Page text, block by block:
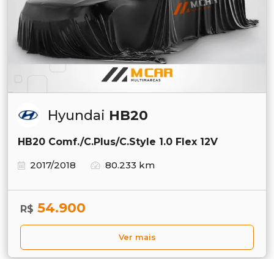
Hyundai HB20
HB20 Comf./C.Plus/C.Style 1.0 Flex 12V
2017/2018
80.233 km
R$ 54.900
Ver mais